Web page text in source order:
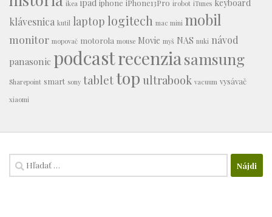
ikea ipad iphone iPhone13Pro irobot iTunes keyboard
klávesnica kutil laptop logitech mac mini mobil
monitor mopovač motorola mouse Movie myš NAS nuki návod
panasonic podcastrecenziasamsung
Sharepoint smart sony tablettop ultrabook vacuum vysávač
xiaomi
Hľadať: